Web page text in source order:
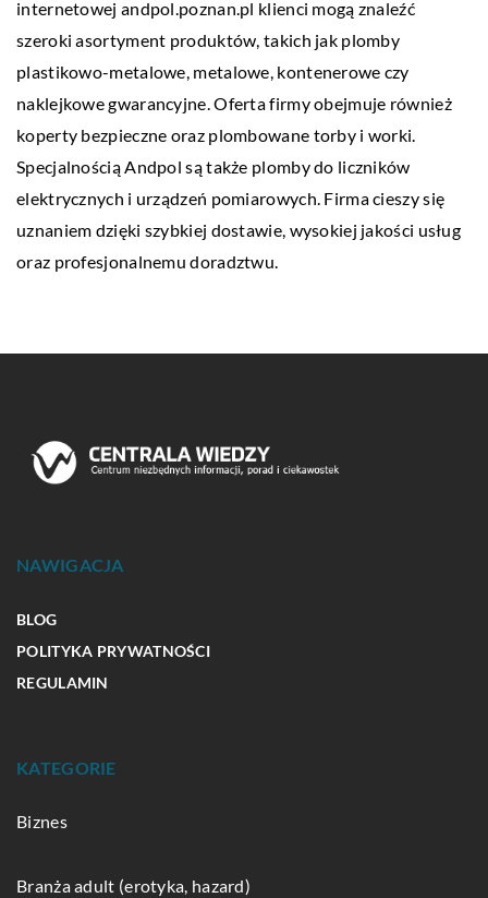
internetowej andpol.poznan.pl klienci mogą znaleźć
szeroki asortyment produktów, takich jak plomby
plastikowo-metalowe, metalowe, kontenerowe czy
naklejkowe gwarancyjne. Oferta firmy obejmuje również
koperty bezpieczne oraz plombowane torby i worki.
Specjalnością Andpol są także plomby do liczników
elektrycznych i urządzeń pomiarowych. Firma cieszy się
uznaniem dzięki szybkiej dostawie, wysokiej jakości usług
oraz profesjonalnemu doradztwu.
NAWIGACJA
BLOG
POLITYKA PRYWATNOŚCI
REGULAMIN
KATEGORIE
Biznes
Branża adult (erotyka, hazard)